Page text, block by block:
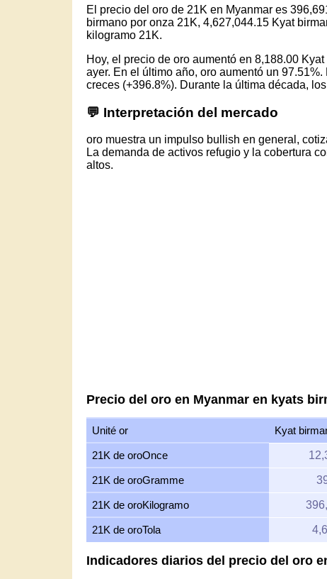
El precio del oro de 21K en Myanmar es
birmano por onza 21K, 4,627,044.15 Kyat
kilogramo 21K.
Hoy, el precio de oro aumentó en 8,188.00
ayer. En el último año, oro aumentó un
creces (+396.8%). Durante la última década,
💬 Interpretación del mercado
oro muestra un impulso bullish en general,
La demanda de activos refugio y la cobertura
altos.
Precio del oro en Myanmar en kyats
Unité or Kyat
21K de oroOnce
21K de oroGramme
21K de oroKilogramo
21K de oroTola
Indicadores diarios del precio del oro